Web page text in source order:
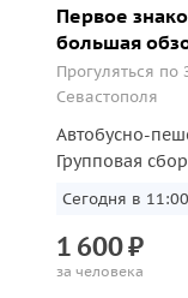
Первое
большая
Прогуляться по
Севастополя
Автобусно-
Групповая
Завтра в 11:00
1 600₽
за человека